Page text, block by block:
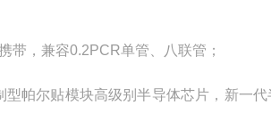
带，兼容0.2PCR单管、八联管；
型帕尔贴模块高级别半导体芯片，新一